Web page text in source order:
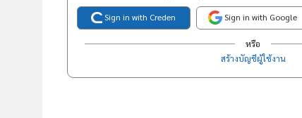
Sign in with Creden Sign in with Google
หรือ
สร้างบัญชีผู้ใช้งาน